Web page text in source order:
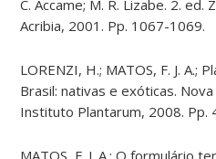
C.Accame; M. R. Lizabe. 2. ed.
Acribia, 2001. Pp. 1067-1069.
LORENZI, H.; MATOS, F. J. A.;
Brasil: nativas e exóticas. Nova
Instituto Plantarum, 2008. Pp.
MATOS, F. J. A.; O formulário